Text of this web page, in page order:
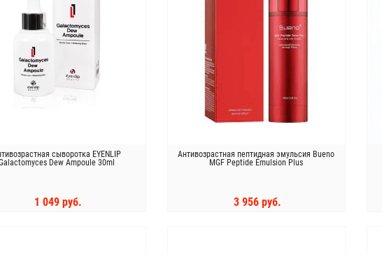
сыворотка EYENLIP
Dew Ampoule 30ml
1 049 руб.
Антивозрастная пептидная эмульсия Bueno
MGF Peptide Emulsion Plus
3 956 руб.